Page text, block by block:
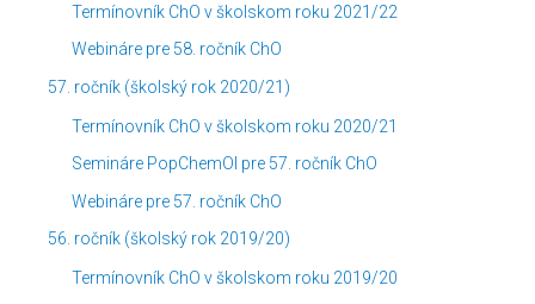
Termínovník ChO v školskom roku 2021/22
Webináre pre 58. ročník ChO
57. ročník (školský rok 2020/21)
Termínovník ChO v školskom roku 2020/21
Semináre PopChemOl pre 57. ročník ChO
Webináre pre 57. ročník ChO
56. ročník (školský rok 2019/20)
Termínovník ChO v školskom roku 2019/20